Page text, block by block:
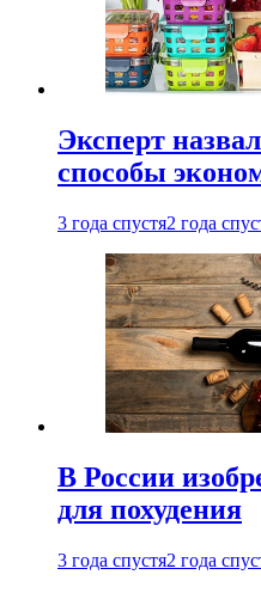
Эксперт
способы
3 года спустя2 года
В России
для похудения
3 года спустя2 года